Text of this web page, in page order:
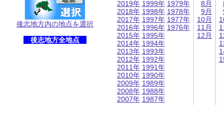
後志地方内の地点を選択
後志地方全地点
2019年
2018年
2017年
2016年
2015年
2014年
2013年
2012年
2011年
2010年
2009年
2008年
2007年
1999年
1998年
1997年
1996年
1995年
1994年
1993年
1992年
1991年
1990年
1989年
1988年
1987年
1979年
1978年
1977年
1976年
8月
9月
10月
11月
12月